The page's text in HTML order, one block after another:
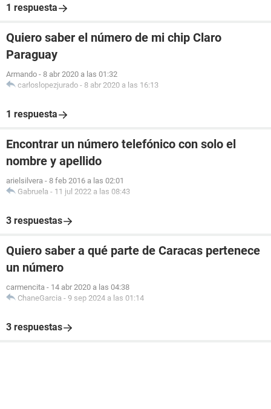
1 respuesta
Quiero saber el número de mi chip Claro
Paraguay
Armando - 8 abr 2020 a las 01:32
carloslopezjurado - 8 abr 2020 a las 16:13
1 respuesta
Encontrar un número telefónico con solo el
nombre y apellido
arielsilvera - 8 feb 2016 a las 02:01
Gabruela - 11 jul 2022 a las 08:43
3 respuestas
Quiero saber a qué parte de Caracas pertenece
un número
carmencita - 14 abr 2020 a las 04:38
ChaneGarcia - 9 sep 2024 a las 01:14
3 respuestas